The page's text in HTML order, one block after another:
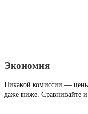
Экономия
Никакой комиссии —
даже ниже. Сравнивайте